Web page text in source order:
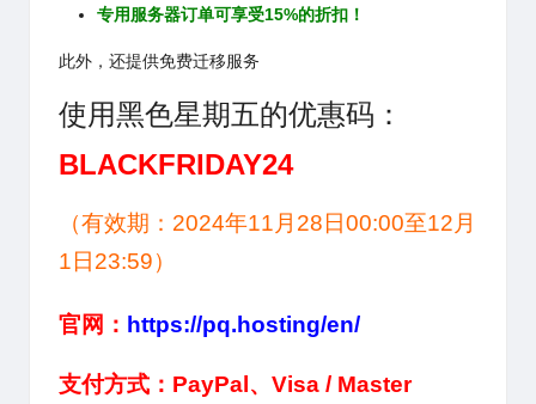
专用服务器订单可享受15%的折扣！
此外，还提供免费迁移服务
使用黑色星期五的优惠码：
BLACKFRIDAY24
（有效期：2024年11月28日00:00至12月
1日23:59）
官网： https://pq.hosting/en/
支付方式： PayPal、Visa / Master